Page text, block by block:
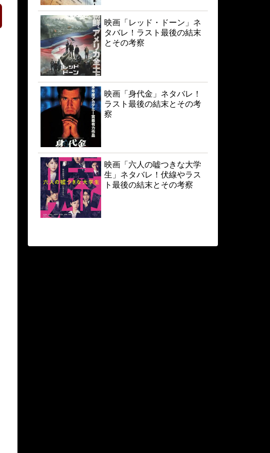
映画「レッド・ドーン」ネ
タバレ！ラスト最後の結末
とその考察
映画「身代金」ネタバレ！
ラスト最後の結末とその考
察
映画「六人の嘘つきな大学
生」ネタバレ！伏線やラス
ト最後の結末とその考察